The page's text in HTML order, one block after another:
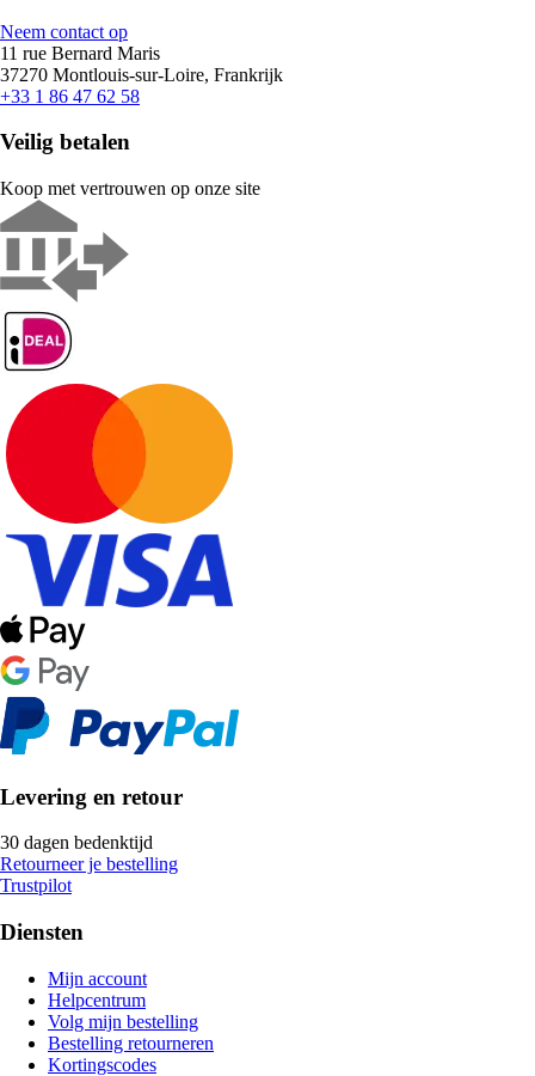
Neem contact op
11 rue Bernard Maris
37270 Montlouis-sur-Loire, Frankrijk
+33 1 86 47 62 58
Veilig betalen
Koop met vertrouwen op onze site
Levering en retour
30 dagen bedenktijd
Retourneer je bestelling
Trustpilot
Diensten
Mijn account
Helpcentrum
Volg mijn bestelling
Bestelling retourneren
Kortingscodes